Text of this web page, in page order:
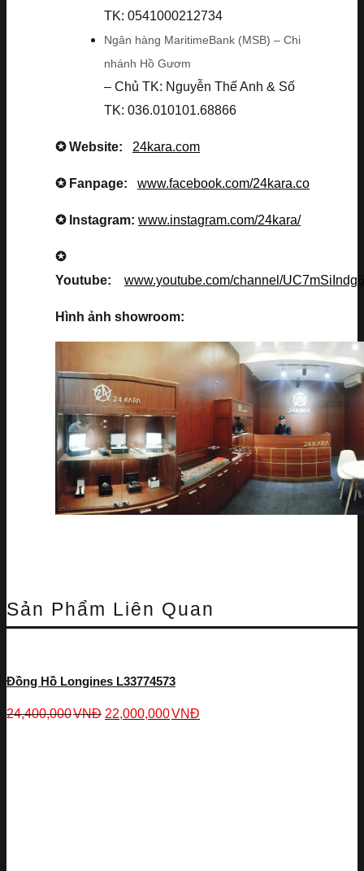
TK: 0541000212734
Ngân hàng MaritimeBank (MSB) – Chi
nhánh Hồ Gươm
– Chủ TK: Nguyễn Thế Anh & Số
TK: 036.010101.68866
✪ Website: 24kara.com
✪ Fanpage: www.facebook.com/24kara.co
✪ Instagram: www.instagram.com/24kara/
✪
Youtube: www.youtube.com/channel/
Hình ảnh showroom:
Sản Phẩm Liên Quan
Đồng Hồ Longines L33774573
24,400,000VNĐ 22,000,000VNĐ